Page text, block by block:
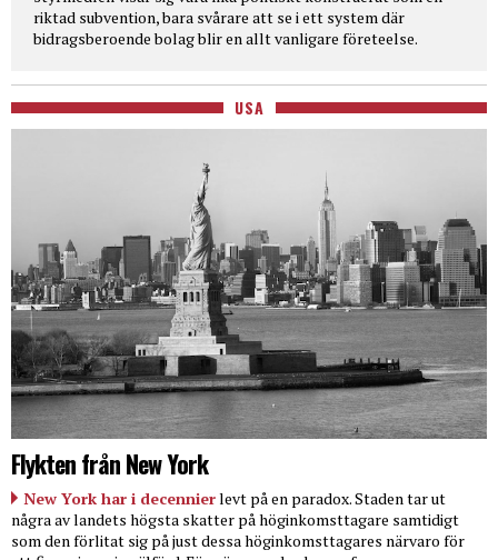
riktad subvention, bara svårare att se i ett system där
bidragsberoende bolag blir en allt vanligare företeelse.
USA
Flykten från New York
New York har i decennierlevt på en paradox. Staden tar ut
några av landets högsta skatter på höginkomsttagare samtidigt
som den förlitat sig på just dessa höginkomsttagares närvaro för